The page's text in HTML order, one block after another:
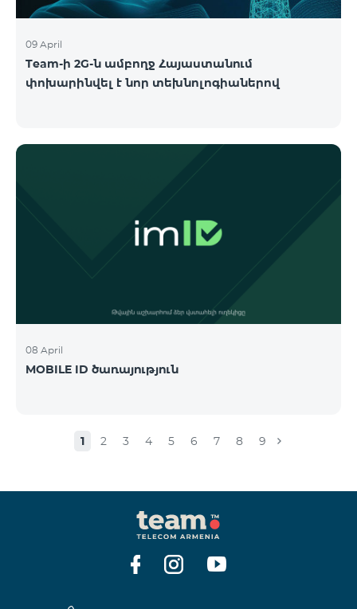
09 April
Team-ի 2G-ն ամբողջ Հայաստանում
փոխարինվել է նոր տեխնոլոգիաներով
08 April
MOBILE ID ծառայություն
1 2 3 4 5 6 7 8 9